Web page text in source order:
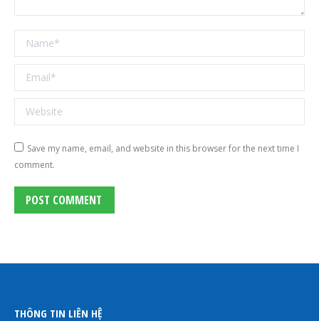
Name *
Email *
Website
Save my name, email, and website in this browser for the next time I
comment.
POST COMMENT
THÔNG TIN LIÊN HỆ